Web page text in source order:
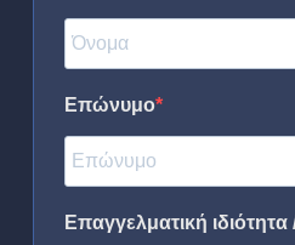
Επώνυμο
Επαγγελματική ιδιότητα